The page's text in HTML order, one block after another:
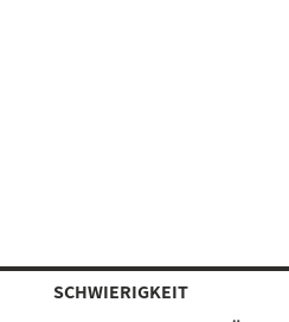
SCHWIERIGKEIT